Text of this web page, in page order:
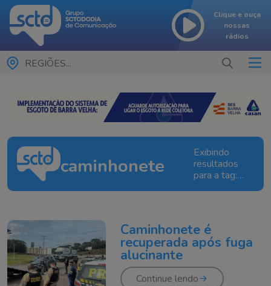
Clique e ouça
nossas
rádios
REGIÕES...
caminhonete
Exibindo
resultados
para a tag:
Caminhonete é
recuperada após fuga
alucinante
Continue lendo